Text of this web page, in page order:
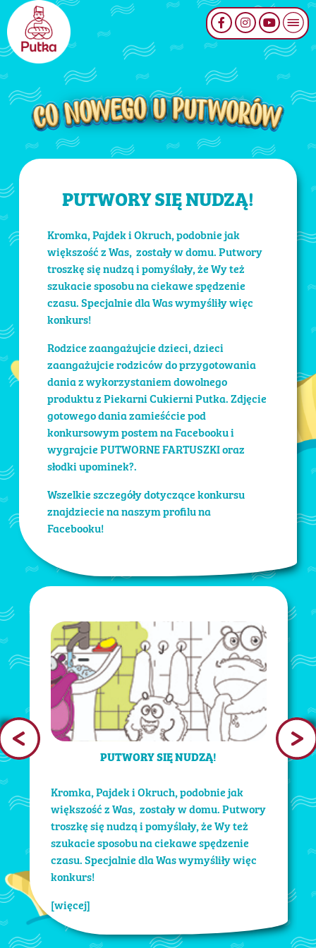
PUTWORY SIĘ NUDZĄ!
Kromka, Pajdek i Okruch, podobnie jak
większość z Was, zostały w domu. Putwory
troszkę się nudzą i pomyślały, że Wy też
szukacie sposobu na ciekawe spędzenie
czasu. Specjalnie dla Was wymyśliły więc
konkurs!
Rodzice zaangażujcie dzieci, dzieci
zaangażujcie rodziców do przygotowania
dania z wykorzystaniem dowolnego
produktu z Piekarni Cukierni Putka. Zdjęcie
gotowego dania zamieśćcie pod
konkursowym postem na Facebooku i
wygrajcie PUTWORNE FARTUSZKI oraz
słodki upominek?.
Wszelkie szczegóły dotyczące konkursu
znajdziecie na naszym profilu na
Facebooku!
PUTWORY SIĘ NUDZĄ!
Kromka, Pajdek i Okruch, podobnie jak
większość z Was, zostały w domu. Putwory
troszkę się nudzą i pomyślały, że Wy też
szukacie sposobu na ciekawe spędzenie
czasu. Specjalnie dla Was wymyśliły więc
konkurs!
[więcej]